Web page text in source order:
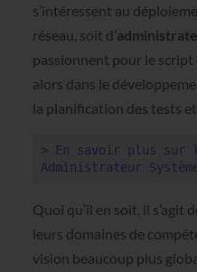
s’intéressent au
réseau, soit d’
passionnent pour le script
alors dans le
la planification des tests
> En savoir plus sur
Administrateur
Quoi qu’il en soit, il s’agit
leurs domaines de
vision beaucoup plus